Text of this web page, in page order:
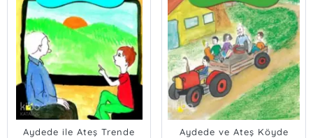
Aydede ile Ateş Trende Aydede ve Ateş Köyde